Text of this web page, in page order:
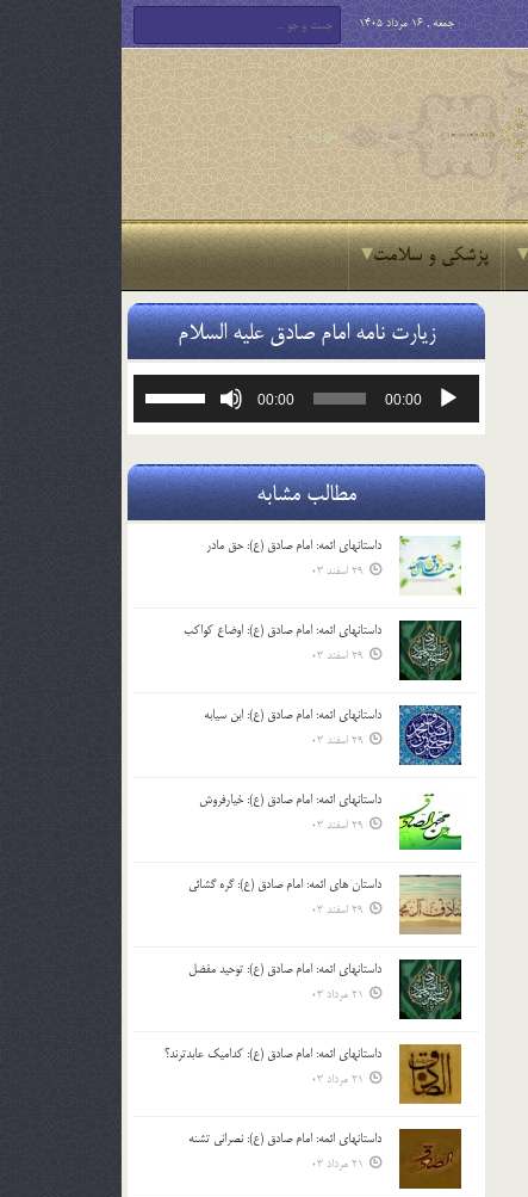
جمعه , 16 مرداد 1405
پزشکی و سلامت
زیارت نامه امام صادق علیه السلام
پخش‌کننده
00:00
00:00
یا
صدا
کلیدهای
مطالب مشابه
داستانهای ائمه: امام صادق (ع): حق مادر
29 اسفند 03
داستانهای ائمه: امام صادق (ع): اوضاع کواکب
29 اسفند 03
داستانهای ائمه: امام صادق (ع): ابن سیابه
29 اسفند 03
داستانهای ائمه: امام صادق (ع): خیارفروش
29 اسفند 03
داستان های ائمه: امام صادق (ع): گره گشائی
29 اسفند 03
داستانهای ائمه: امام صادق (ع): توحید مفضل
21 مرداد 03
داستانهای ائمه: امام صادق (ع): کدامیک عابدترند؟
21 مرداد 03
داستانهای ائمه: امام صادق (ع): نصرانی تشنه
21 مرداد 03